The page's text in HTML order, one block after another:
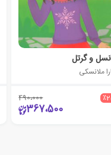
و گرتل
ملانسکی
490،000
367،500